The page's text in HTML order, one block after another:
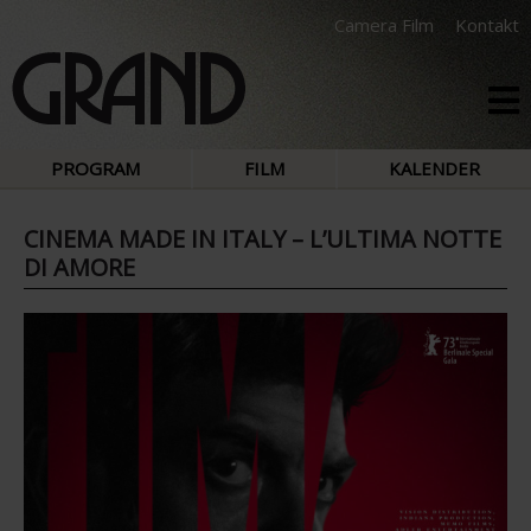
Camera Film Kontakt
PROGRAM FILM KALENDER
CINEMA MADE IN ITALY – L’ULTIMA NOTTE
DI AMORE